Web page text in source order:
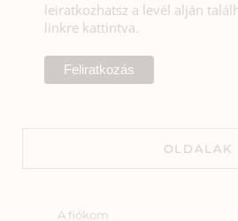
leiratkozhatsz a levél alján
linkre kattintva.
OLDALAK
A fiókom